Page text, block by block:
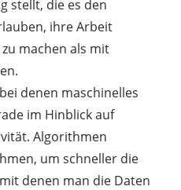
stellt, die es den
ihre Arbeit
machen als mit
denen maschinelles
im Hinblick auf
Algorithmen
um schneller die
denen man die Daten